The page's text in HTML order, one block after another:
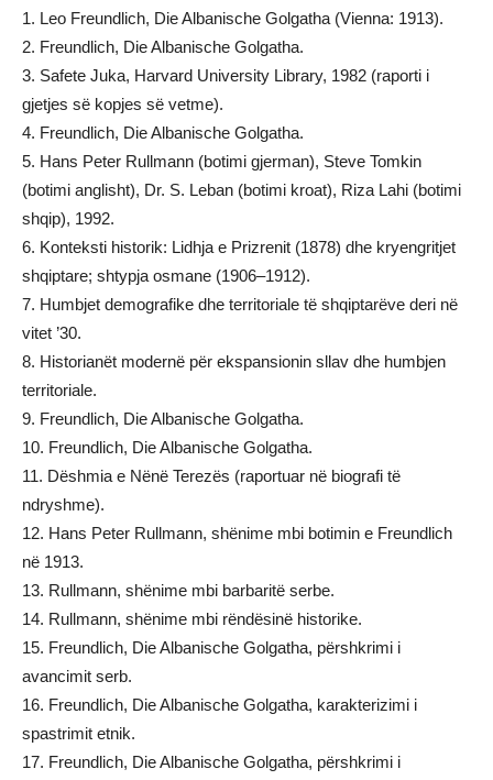
1. Leo Freundlich, Die Albanische Golgatha (Vienna: 1913).
2. Freundlich, Die Albanische Golgatha.
3. Safete Juka, Harvard University Library, 1982 (raporti i
gjetjes së kopjes së vetme).
4. Freundlich, Die Albanische Golgatha.
5. Hans Peter Rullmann (botimi gjerman), Steve Tomkin
(botimi anglisht), Dr. S. Leban (botimi kroat), Riza Lahi (botimi
shqip), 1992.
6. Konteksti historik: Lidhja e Prizrenit (1878) dhe kryengritjet
shqiptare; shtypja osmane (1906–1912).
7. Humbjet demografike dhe territoriale të shqiptarëve deri në
vitet ’30.
8. Historianët modernë për ekspansionin sllav dhe humbjen
territoriale.
9. Freundlich, Die Albanische Golgatha.
10. Freundlich, Die Albanische Golgatha.
11. Dëshmia e Nënë Terezës (raportuar në biografi të
ndryshme).
12. Hans Peter Rullmann, shënime mbi botimin e Freundlich
në 1913.
13. Rullmann, shënime mbi barbaritë serbe.
14. Rullmann, shënime mbi rëndësinë historike.
15. Freundlich, Die Albanische Golgatha, përshkrimi i
avancimit serb.
16. Freundlich, Die Albanische Golgatha, karakterizimi i
spastrimit etnik.
17. Freundlich, Die Albanische Golgatha, përshkrimi i